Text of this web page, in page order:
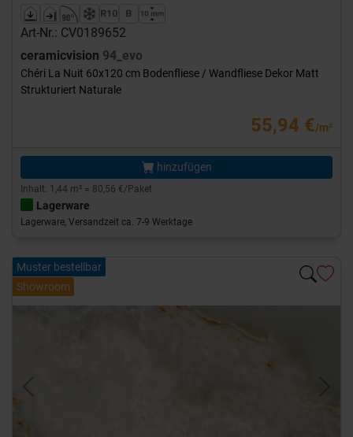
Art-Nr.: CV0189652
ceramicvision 94_evo
Chéri La Nuit 60x120 cm Bodenfliese / Wandfliese Dekor Matt
Strukturiert Naturale
55,94 €/m²
hinzufügen
Inhalt: 1,44 m² = 80,56 €/Paket
Lagerware
Lagerware, Versandzeit ca. 7-9 Werktage
Muster bestellbar
Showroom